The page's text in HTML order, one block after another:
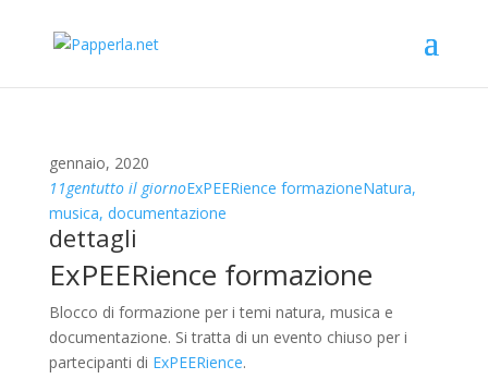
gennaio, 2020
11gentutto il giornoExPEERience formazioneNatura,
musica, documentazione
dettagli
ExPEERience formazione
Blocco di formazione per i temi natura, musica e
documentazione. Si tratta di un evento chiuso per i
partecipanti di ExPEERience.